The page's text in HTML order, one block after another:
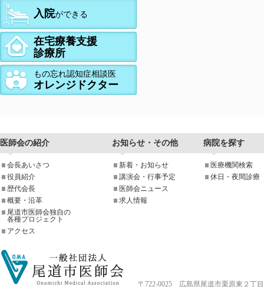
入院ができる
在宅療養支援
診療所
もの忘れ認知症相談医
オレンジドクター
医師会の紹介 お知らせ・その他 病院を探す
会長あいさつ
役員紹介
歴代会長
概要・沿革
尾道市医師会独自の
各種プロジェクト
アクセス
新着・お知らせ
講演会・行事予定
医師会ニュース
求人情報
医療機関検索
休日・夜間診療
〒722-0025 広島県尾道市栗原東２丁